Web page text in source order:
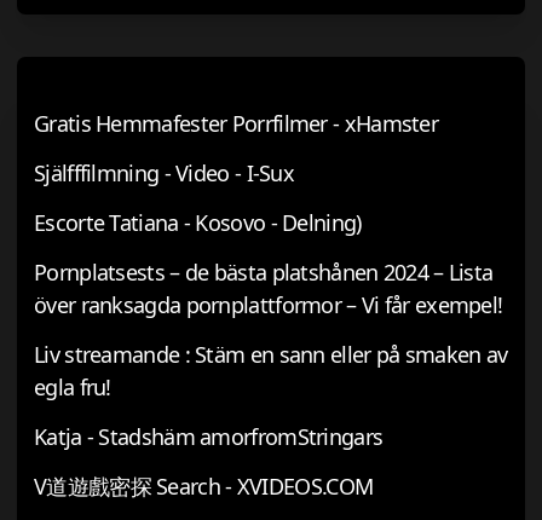
Gratis Hemmafester Porrfilmer - xHamster
Själfffilmning - Video - I-Sux
Escorte Tatiana - Kosovo - Delning)
Pornplatsests – de bästa platshånen 2024 – Lista
över ranksagda pornplattformor – Vi får exempel!
Liv streamande : Stäm en sann eller på smaken av
egla fru!
Katja - Stadshäm amorfromStringars
V道遊戲密探 Search - XVIDEOS.COM